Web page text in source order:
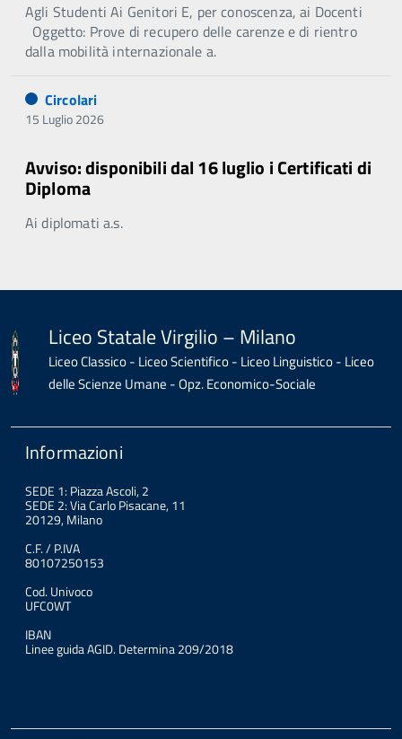
Agli Studenti Ai Genitori E, per conoscenza, ai Docenti
Oggetto: Prove di recupero delle carenze e di rientro
dalla mobilità internazionale a.
Circolari
15 Luglio 2026
Avviso: disponibili dal 16 luglio i Certificati di
Diploma
Ai diplomati a.s.
Liceo Statale Virgilio – Milano
Liceo Classico - Liceo Scientifico - Liceo Linguistico - Liceo
delle Scienze Umane - Opz. Economico-Sociale
Informazioni
SEDE 1: Piazza Ascoli, 2
SEDE 2: Via Carlo Pisacane, 11
20129, Milano
C.F. / P.IVA
80107250153
Cod. Univoco
UFC0WT
IBAN
Linee guida AGID. Determina 209/2018